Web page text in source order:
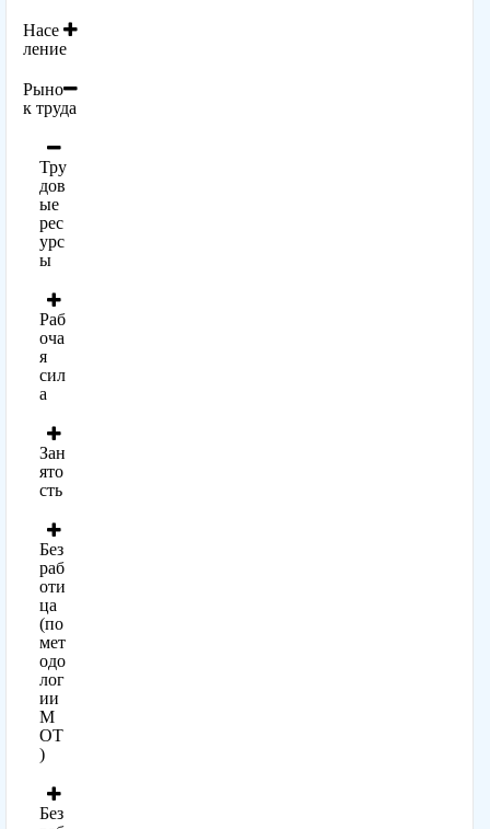
Насе
ление
Рыно
к труда
Тру
дов
ые
рес
урс
ы
Раб
оча
я
сил
а
Зан
ято
сть
Без
раб
оти
ца
(по
мет
одо
лог
ии
М
ОТ
)
Без